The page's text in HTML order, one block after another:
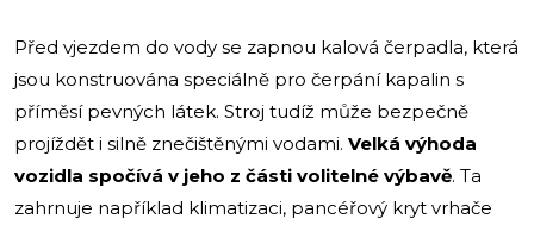
Před vjezdem do vody se zapnou kalová čerpadla, která
jsou konstruována speciálně pro čerpání kapalin s
příměsí pevných látek. Stroj tudíž může bezpečně
projíždět i silně znečištěnými vodami. Velká výhoda
vozidla spočívá v jeho z části volitelné výbavě. Ta
zahrnuje například klimatizaci, pancéřový kryt vrhače